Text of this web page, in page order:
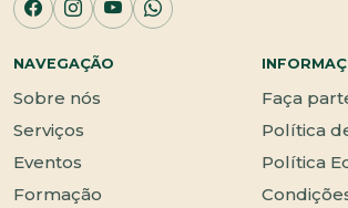
NAVEGAÇÃO
Sobre nós
Serviços
Eventos
Formação
Faça
Política
Política